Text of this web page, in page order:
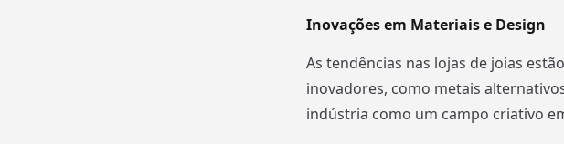
Inovações em Materiais e Design
As tendências nas lojas de joias
inovadores, como metais
indústria como um campo criativo